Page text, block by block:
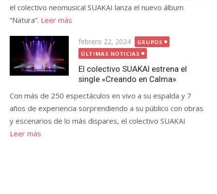
el colectivo neomusical SUAKAI lanza el nuevo álbum
“Natura”. Leer más
Publicada
el
febrero 22, 2024
GRUPOS
ÚLTIMAS NOTICIAS
El colectivo SUAKAI estrena el
single «Creando en Calma»
Con más de 250 espectáculos en vivo a su espalda y 7
años de experiencia sorprendiendo a su público con obras
y escenarios de lo más dispares, el colectivo SUAKAI
Leer más